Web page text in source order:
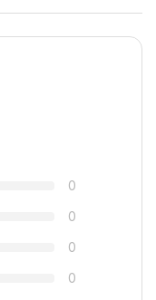
0
0
0
0